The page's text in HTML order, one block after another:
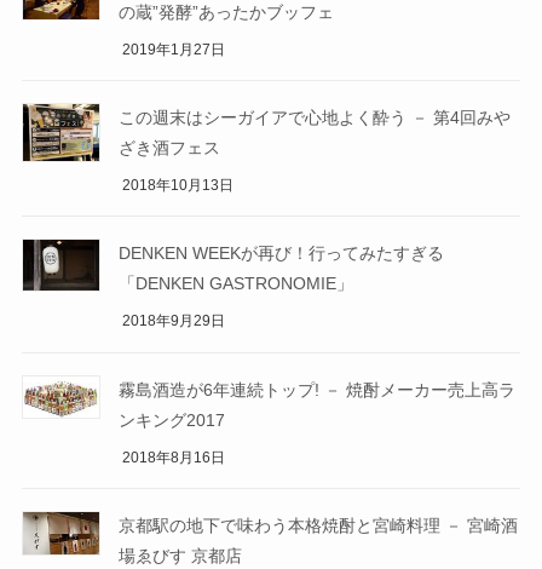
の蔵”発酵”あったかブッフェ
2019年1月27日
この週末はシーガイアで心地よく酔う － 第4回みや
ざき酒フェス
2018年10月13日
DENKEN WEEKが再び！行ってみたすぎる
「DENKEN GASTRONOMIE」
2018年9月29日
霧島酒造が6年連続トップ! － 焼酎メーカー売上高ラ
ンキング2017
2018年8月16日
京都駅の地下で味わう本格焼酎と宮崎料理 － 宮崎酒
場ゑびす 京都店